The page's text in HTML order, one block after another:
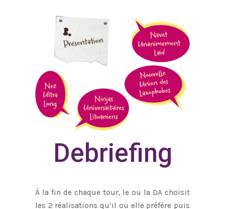
Debriefing
À la fin de chaque tour, le ou la DA choisit
les 2 réalisations qu’il ou elle préfère puis